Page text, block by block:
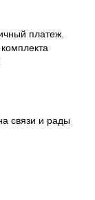
платеж.
связи и рады